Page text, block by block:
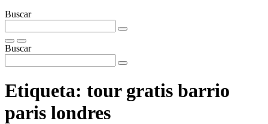
Buscar
Buscar
Etiqueta: tour gratis barrio
paris londres